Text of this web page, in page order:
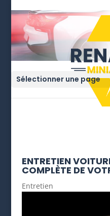
Sélectionner une page
ENTRETIEN
COMPLÈTE DE
Entretien